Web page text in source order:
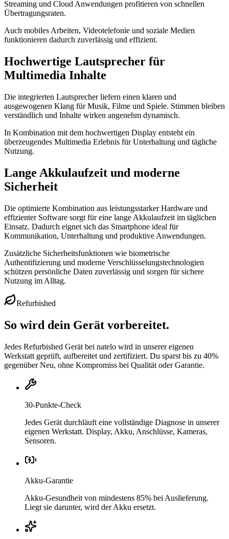
Streaming und Cloud Anwendungen profitieren von schnellen
Übertragungsraten.
Auch mobiles Arbeiten, Videotelefonie und soziale Medien
funktionieren dadurch zuverlässig und effizient.
Hochwertige Lautsprecher für
Multimedia Inhalte
Die integrierten Lautsprecher liefern einen klaren und
ausgewogenen Klang für Musik, Filme und Spiele. Stimmen bleiben
verständlich und Inhalte wirken angenehm dynamisch.
In Kombination mit dem hochwertigen Display entsteht ein
überzeugendes Multimedia Erlebnis für Unterhaltung und tägliche
Nutzung.
Lange Akkulaufzeit und moderne
Sicherheit
Die optimierte Kombination aus leistungsstarker Hardware und
effizienter Software sorgt für eine lange Akkulaufzeit im täglichen
Einsatz. Dadurch eignet sich das Smartphone ideal für
Kommunikation, Unterhaltung und produktive Anwendungen.
Zusätzliche Sicherheitsfunktionen wie biometrische
Authentifizierung und moderne Verschlüsselungstechnologien
schützen persönliche Daten zuverlässig und sorgen für sichere
Nutzung im Alltag.
Refurbished
So wird dein Gerät vorbereitet.
Jedes Refurbished Gerät bei natelo wird in unserer eigenen
Werkstatt geprüft, aufbereitet und zertifiziert. Du sparst bis zu 40%
gegenüber Neu, ohne Kompromiss bei Qualität oder Garantie.
30-Punkte-Check
Jedes Gerät durchläuft eine vollständige Diagnose in unserer
eigenen Werkstatt. Display, Akku, Anschlüsse, Kameras,
Sensoren.
Akku-Garantie
Akku-Gesundheit von mindestens 85% bei Auslieferung.
Liegt sie darunter, wird der Akku ersetzt.